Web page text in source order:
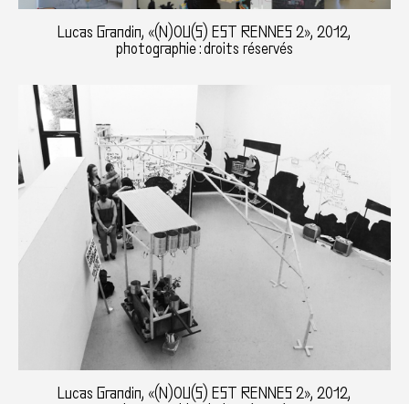
Lucas Grandin, «(N)OU(S) EST RENNES 2», 2012,
photographie : droits réservés
Lucas Grandin, «(N)OU(S) EST RENNES 2», 2012,